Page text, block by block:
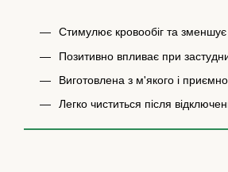
Стимулює кровообіг та зменшує
Позитивно впливає при
Виготовлена з м'якого і
Легко чиститься після